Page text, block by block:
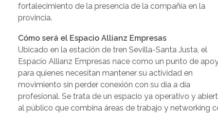
fortalecimiento de la presencia de la compañía en la
provincia.
Cómo será el Espacio Allianz Empresas
Ubicado en la estación de tren Sevilla-Santa Justa, el
Espacio Allianz Empresas nace como un punto de
para quienes necesitan mantener su actividad en
movimiento sin perder conexión con su día a día
profesional. Se trata de un espacio ya operativo y
al público que combina áreas de trabajo y networking